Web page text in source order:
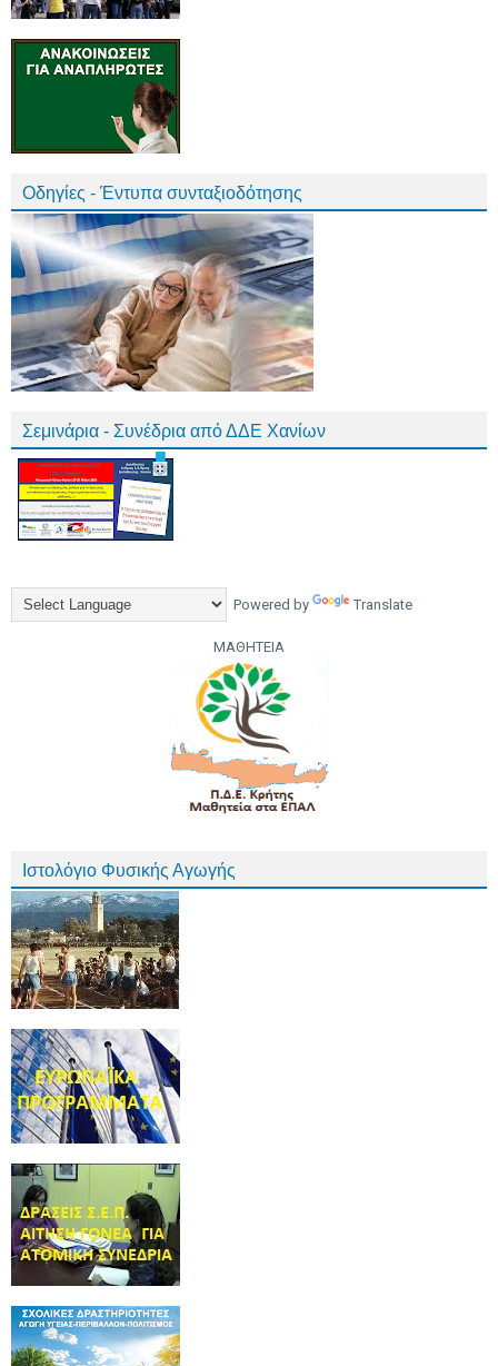
Οδηγίες - Έντυπα συνταξιοδότησης
Σεμινάρια - Συνέδρια από ΔΔΕ Χανίων
Powered by Translate
ΜΑΘΗΤΕΙΑ
Ιστολόγιο Φυσικής Αγωγής